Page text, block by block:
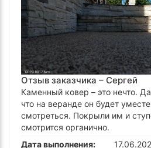
Отзыв заказчика – Сергей
Каменный ковер – это нечто.
что на веранде он будет
смотреться. Покрыли им и
смотрится органично.
Дата выполнения: